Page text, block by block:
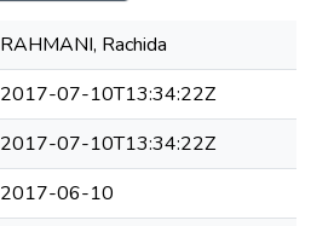
RAHMANI, Rachida
2017-07-10T13:34:22Z
2017-07-10T13:34:22Z
2017-06-10